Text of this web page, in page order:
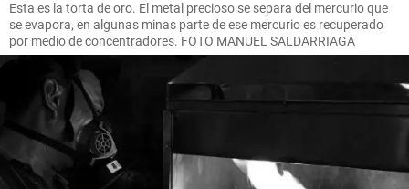
Esta es la torta de oro. El metal precioso se separa del mercurio que
se evapora, en algunas minas parte de ese mercurio es recuperado
por medio de concentradores. FOTO MANUEL SALDARRIAGA